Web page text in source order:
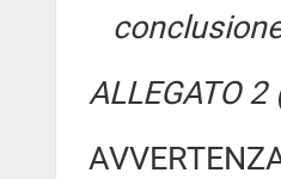
ALLEGATO